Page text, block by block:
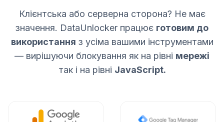
Клієнтська або серверна сторона? Не має
значення. DataUnlocker працює готовим до
використання з усіма вашими інструментами
— вирішуючи блокування як на рівні мережі
так і на рівні JavaScript.